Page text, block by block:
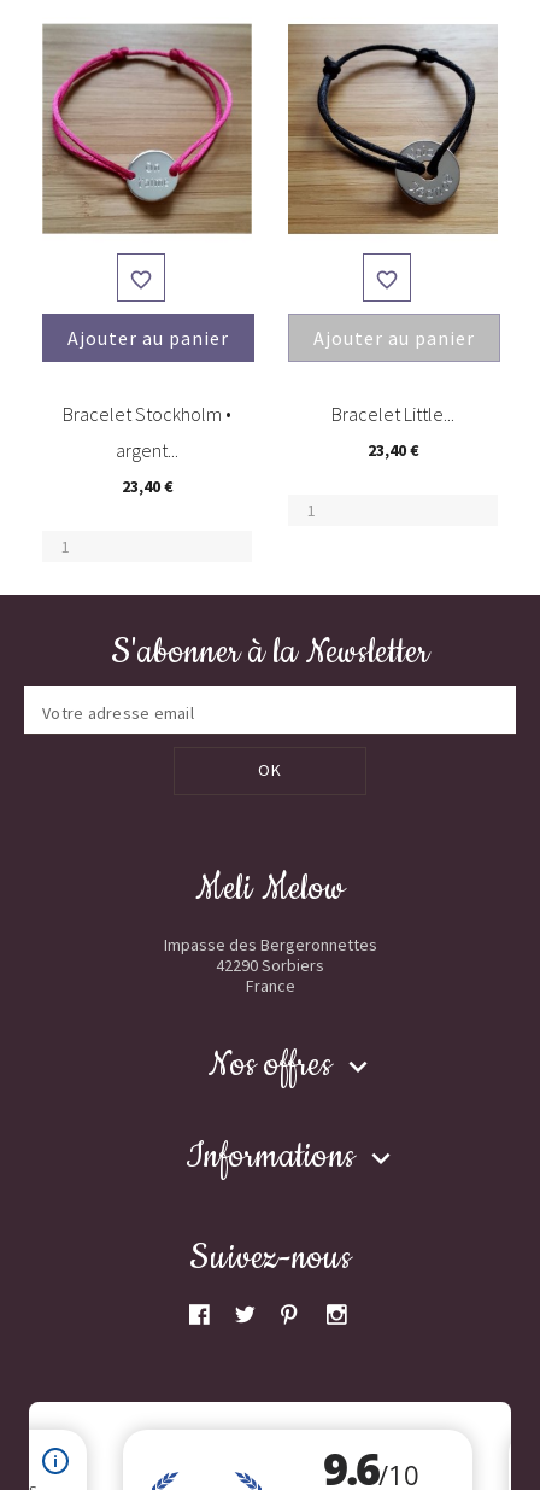

Ajouter au panier
Bracelet Stockholm •
argent...
23,40 €

Ajouter au panier
Bracelet Little...
23,40 €
S'abonner à la Newsletter
OK
Meli Melow
Impasse des Bergeronnettes
42290 Sorbiers
France
Nos offres 
Informations 
Suivez-nous